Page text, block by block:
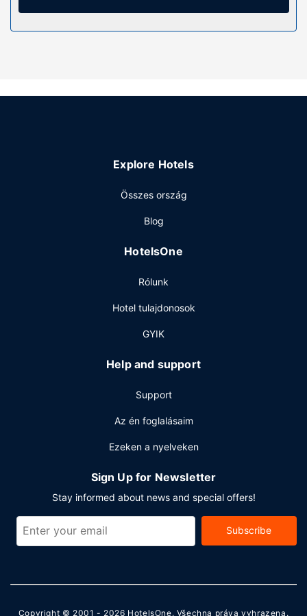
Hogy tejesen ellazuljon és kikapcsoljon, gyönyörködjön
ételek típusú menü jellemző, és ebéd vagy vacsora
megoldás: szobaszerviz. Zárd a napot egy frissítő itallal a
szolgálnak fel hétköznapokon 7:00 és 9:30 között, ill.
A szálláshelyen gyorsított bejelentkezési lehetőség,
gyorsított kijelentkezési lehetőség és ingyenes újságok is
Explore Hotels
Összes ország
Blog
HotelsOne
Rólunk
Hotel tulajdonosok
GYIK
Help and support
Support
Az én foglalásaim
Ezeken a nyelveken
Sign Up for Newsletter
Stay informed about news and special offers!
Subscribe
Copyright © 2001 - 2026 HotelsOne. Všechna práva vyhrazena.